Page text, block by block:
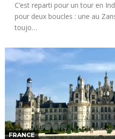
C’est reparti pour un tour en
pour deux boucles : une au
toujo…
FRANCE